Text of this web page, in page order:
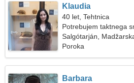
Klaudia
40 let, Tehtnica
Potrebujem taktnega
Salgótarján,
Poroka
Barbara